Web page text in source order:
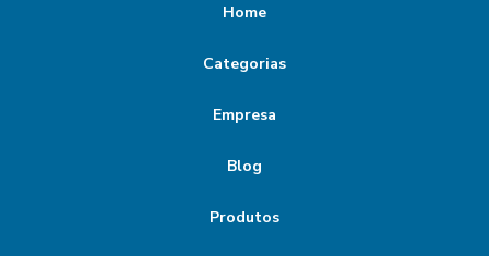
Home
Categorias
Empresa
Blog
Produtos